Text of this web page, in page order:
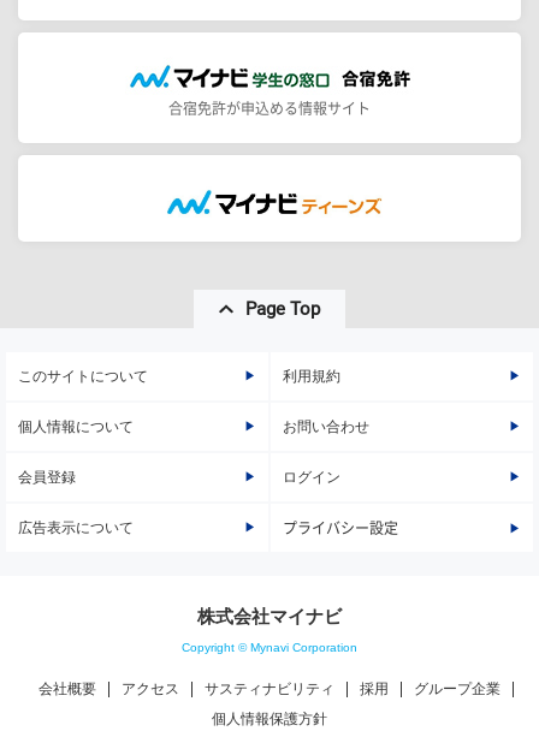
合宿免許が申込める情報サイト
Page Top
このサイトについて 利用規約
個人情報について お問い合わせ
会員登録 ログイン
広告表示について プライバシー設定
株式会社マイナビ
Copyright © Mynavi Corporation
会社概要 アクセス サスティナビリティ 採用
グループ企業
個人情報保護方針